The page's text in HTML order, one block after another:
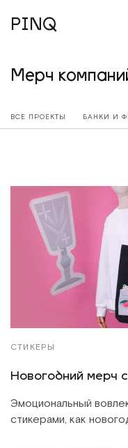
PINQ
Мерч
ВСЕ ПРОЕКТЫ БАНКИ И
СТИКЕРЫ
Новогодний мерч
Эмоциональный
стикерами, как